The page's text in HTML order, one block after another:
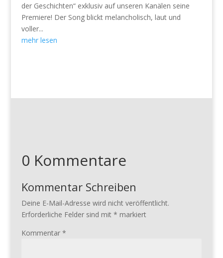
der Geschichten“ exklusiv auf unseren Kanälen seine
Premiere! Der Song blickt melancholisch, laut und
voller...
mehr lesen
0 Kommentare
Kommentar Schreiben
Deine E-Mail-Adresse wird nicht veröffentlicht.
Erforderliche Felder sind mit * markiert
Kommentar *